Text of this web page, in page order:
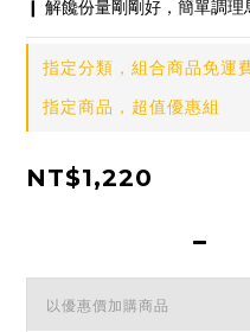
❙ 解饞份量剛剛好，簡單調理
指定分類，組合商品免運
指定商品，超值優惠組
NT$1,220
以優惠價加購商品